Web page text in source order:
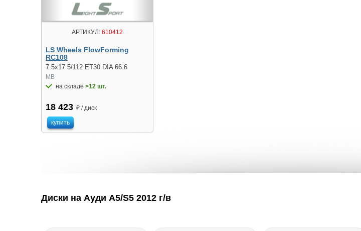
АРТИКУЛ:610412
LS Wheels FlowForming
RC108
7.5x17 5/112 ET30 DIA 66.6
MB
на складе >12 шт.
18 423 ₽ / диск
купить
Диски на Ауди A5/S5 2012 г/в